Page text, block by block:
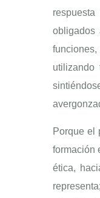
obligados
Porque el
formación
ética,